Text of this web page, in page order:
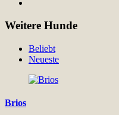
Weitere Hunde
Beliebt
Neueste
Brios